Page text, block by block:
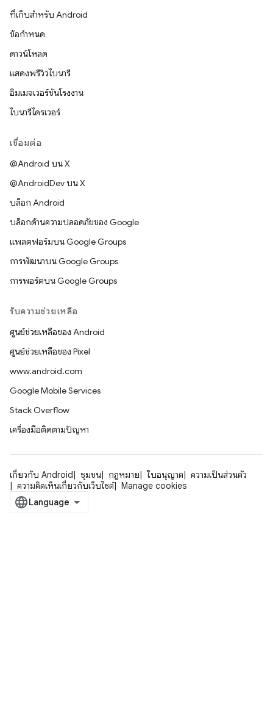
ที่เก็บสำหรับ Android
ข้อกำหนด
ดาวน์โหลด
แสดงพรีวิวไบนารี
อิมเมจเวอร์ชันโรงงาน
ไบนารีไดรเวอร์
เชื่อมต่อ
@Android บน X
@AndroidDev บน X
บล็อก Android
บล็อกด้านความปลอดภัยของ Google
แพลตฟอร์มบน Google Groups
การพัฒนาบน Google Groups
การพอร์ตบน Google Groups
รับความช่วยเหลือ
ศูนย์ช่วยเหลือของ Android
ศูนย์ช่วยเหลือของ Pixel
www.android.com
Google Mobile Services
Stack Overflow
เครื่องมือติดตามปัญหา
เกี่ยวกับ Android ชุมชน กฎหมาย ใบอนุญาต
ความเป็นส่วนตัว
ความคิดเห็นเกี่ยวกับเว็บไซต์
Manage cookies